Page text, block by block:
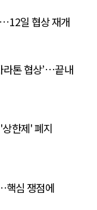
일 협상 재개
라톤 협상’…끝내
한제' 폐지
핵심 쟁점에